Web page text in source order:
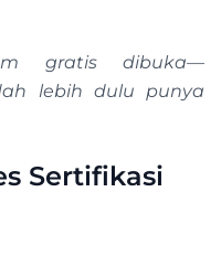
gratis dibuka—
lebih dulu punya
Sertifikasi